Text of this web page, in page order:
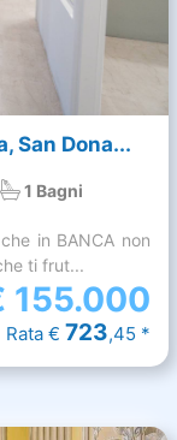
San Dona...
1 Bagni
in BANCA non
ti frut...
155.000
Rata € 723,45 *